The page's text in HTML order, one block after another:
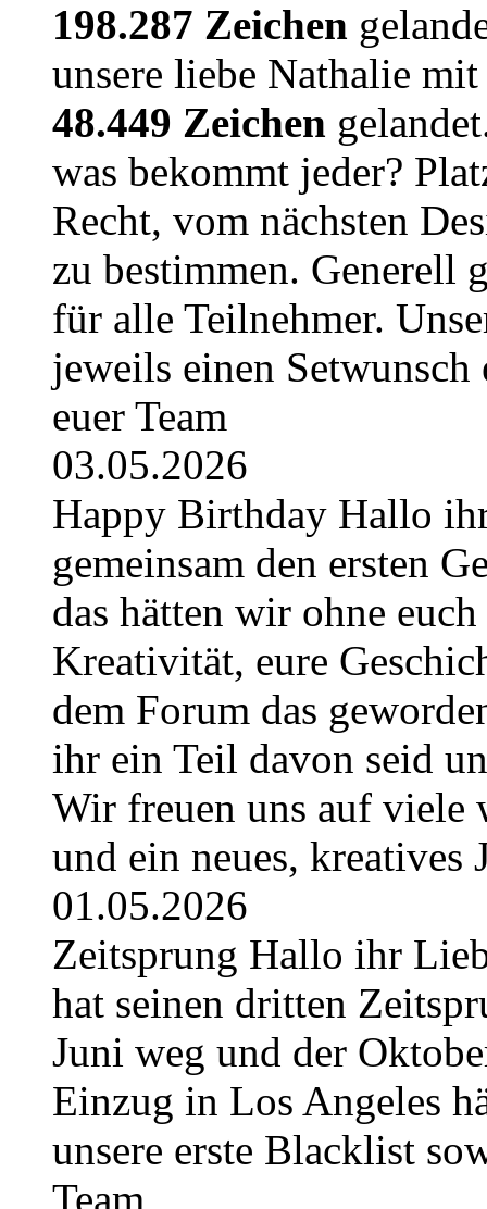
198.287 Zeichen
unsere liebe Nathalie
48.449 Zeichen
was bekommt jeder?
Recht, vom nächsten
zu bestimmen. Generell
für alle Teilnehmer.
jeweils einen
euer Team
03.05.2026
Happy Birthday Hallo
gemeinsam den ersten
das hätten wir ohne
Kreativität, eure
dem Forum das
ihr ein Teil davon seid
Wir freuen uns auf viele
und ein neues, kreatives
01.05.2026
Zeitsprung Hallo ihr
hat seinen dritten
Juni weg und der
Einzug in Los Angeles
unsere erste Blacklist
Team